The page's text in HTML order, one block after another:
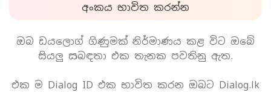
අංකය භාවිත කරන්න
ඔබ ඩයලොග් ගිණුමක් නිර්මාණය කළ විට ඔබේ
සියලු සබඳතා එක තැනක පවතිනු ඇත.
එක ම Dialog ID එක භාවිත කරන ඔබට Dialog.lk